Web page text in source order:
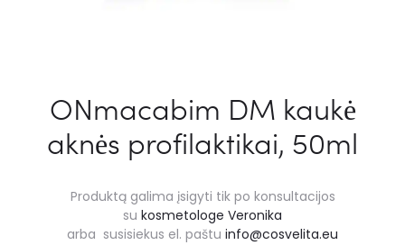
ONmacabim DM kaukė
aknės profilaktikai, 50ml
Produktą galima įsigyti tik po konsultacijos
su kosmetologe Veronika
arba susisiekus el. paštu info@cosvelita.eu